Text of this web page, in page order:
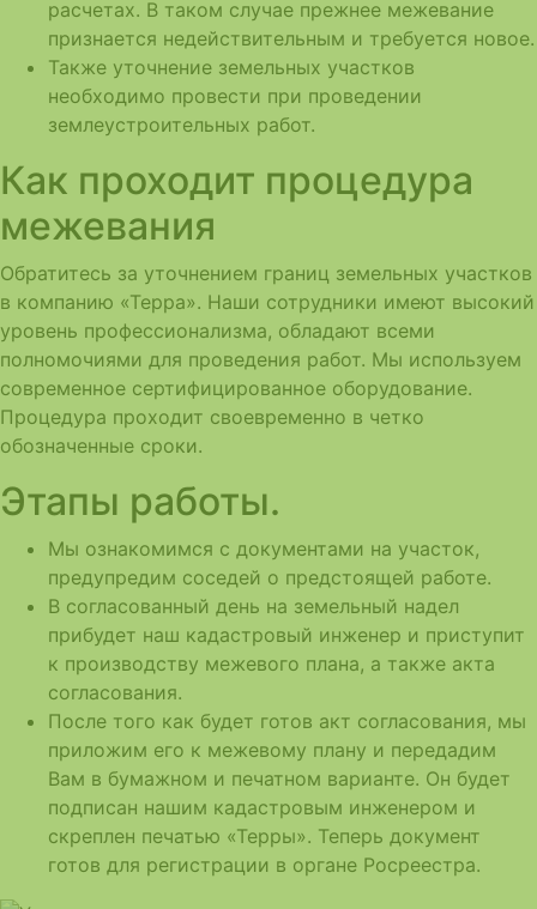
расчетах. В таком случае прежнее межевание
признается недействительным и требуется новое.
Также уточнение земельных участков
необходимо провести при проведении
землеустроительных работ.
Как проходит процедура
межевания
Обратитесь за уточнением границ земельных участков
в компанию «Терра». Наши сотрудники имеют высокий
уровень профессионализма, обладают всеми
полномочиями для проведения работ. Мы используем
современное сертифицированное оборудование.
Процедура проходит своевременно в четко
обозначенные сроки.
Этапы работы.
Мы ознакомимся с документами на участок,
предупредим соседей о предстоящей работе.
В согласованный день на земельный надел
прибудет наш кадастровый инженер и приступит
к производству межевого плана, а также акта
согласования.
После того как будет готов акт согласования, мы
приложим его к межевому плану и передадим
Вам в бумажном и печатном варианте. Он будет
подписан нашим кадастровым инженером и
скреплен печатью «Терры». Теперь документ
готов для регистрации в органе Росреестра.